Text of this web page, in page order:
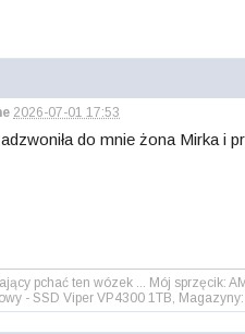
2026-07-01 17:53
do mnie żona Mirka i
pchać ten wózek ... Mój sprzęcik:
- SSD Viper VP4300 1TB,